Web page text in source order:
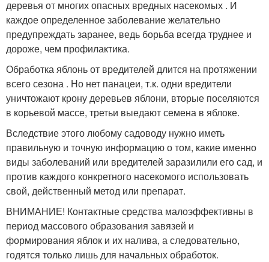
деревья от многих опасных вредных насекомых . И
каждое определенное заболевание желательно
предупреждать заранее, ведь борьба всегда труднее и
дороже, чем профилактика.
Обработка яблонь от вредителей длится на протяжении
всего сезона . Но нет панацеи, т.к. одни вредители
уничтожают крону деревьев яблони, вторые поселяются
в корьевой массе, третьи выедают семена в яблоке.
Вследствие этого любому садоводу нужно иметь
правильную и точную информацию о том, какие именно
виды заболеваний или вредителей заразилили его сад, и
против каждого конкретного насекомого использовать
свой, действенный метод или препарат.
ВНИМАНИЕ! Контактные средства малоэффективны в
период массового образования завязей и
формирования яблок и их налива, а следовательно,
годятся только лишь для начальных обработок.